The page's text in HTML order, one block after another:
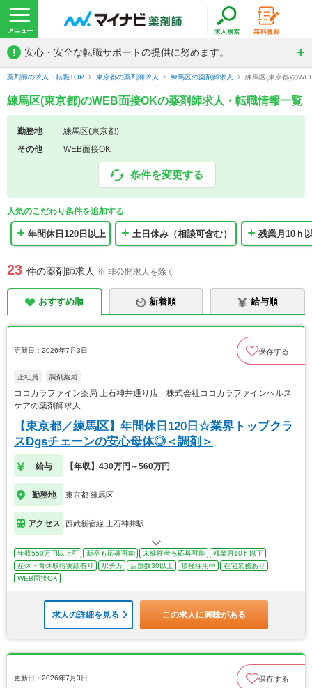
! 安心・安全な転職サポートの提供に努めます。
薬剤師の求人・転職TOP 東京都の薬剤師求人 練馬区の薬剤師求人 練馬区(東京都)の
練馬区(東京都)のWEB面接OKの薬剤師求人・転職情報一覧
勤務地
練馬区(東京都)
その他
WEB面接OK
条件を変更する
人気のこだわり条件を追加する
年間休日120日以上 土日休み（相談可含む） 残業月10ｈ
23 件の薬剤師求人 ※ 非公開求人を除く
おすすめ順 新着順 給与順
更新日：2026年7月3日 保存する
正社員 調剤薬局
ココカラファイン薬局 上石神井通り店 株式会社ココカラファインヘルス
ケアの薬剤師求人
【東京都／練馬区】年間休日120日☆業界トップクラ
スDgsチェーンの安心母体◎＜調剤＞
給与 【年収】430万円～560万円
勤務地 東京都 練馬区
アクセス 西武新宿線 上石神井駅
年収550万円以上可 新卒も応募可能 未経験者も応募可能
残業月10ｈ以下
産休・育休取得実績有り
駅チカ 店舗数30以上 積極採用中
在宅業務あり
WEB面接OK
求人の詳細を見る この求人に興味がある
更新日：2026年7月3日 保存する